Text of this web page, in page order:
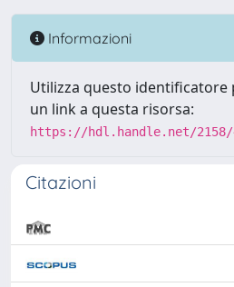
Informazioni
Utilizza questo identificatore
un link a questa risorsa:
https://hdl.handle.net/2158/
Citazioni